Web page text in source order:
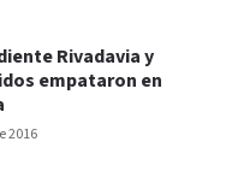
2016
Rivadavia y
empataron en